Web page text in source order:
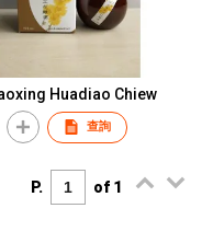
Huadiao Chiew
查詢
P. of 1